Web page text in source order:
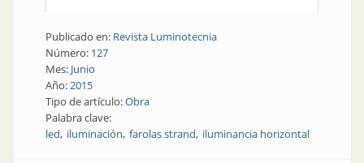
Publicado en: Revista Luminotecnia
Número: 127
Mes: Junio
Año:2015
Tipo de artículo:Obra
Palabra clave:
led iluminación farolas strand iluminancia horizontal